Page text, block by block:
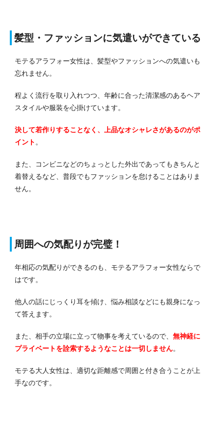
髪型・ファッションに気遣いができている
モテるアラフォー女性は、髪型やファッションへの気遣いも
忘れません。
程よく流行を取り入れつつ、年齢に合った清潔感のあるヘア
スタイルや服装を心掛けています。
決して若作りすることなく、上品なオシャレさがあるのがポ
イント 。
また、コンビニなどのちょっとした外出であってもきちんと
着替えるなど、普段でもファッションを怠けることはありま
せん。
周囲への気配りが完璧！
年相応の気配りができるのも、モテるアラフォー女性ならで
はです。
他人の話にじっくり耳を傾け、悩み相談などにも親身になっ
て答えます。
また、相手の立場に立って物事を考えているので、 無神経に
プライベートを詮索するようなことは一切しません。
モテる大人女性は、適切な距離感で周囲と付き合うことが上
手なのです。